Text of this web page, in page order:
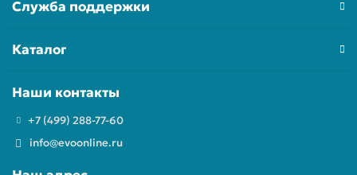
Служба поддержки
Каталог
Наши контакты
+7 (499) 288-77-60
info@evoonline.ru